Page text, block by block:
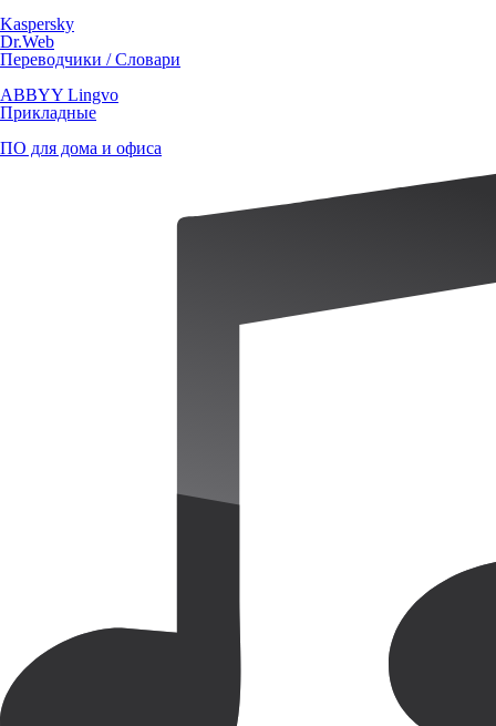
Kaspersky
Dr.Web
Переводчики / Словари
ABBYY Lingvo
Прикладные
ПО для дома и офиса